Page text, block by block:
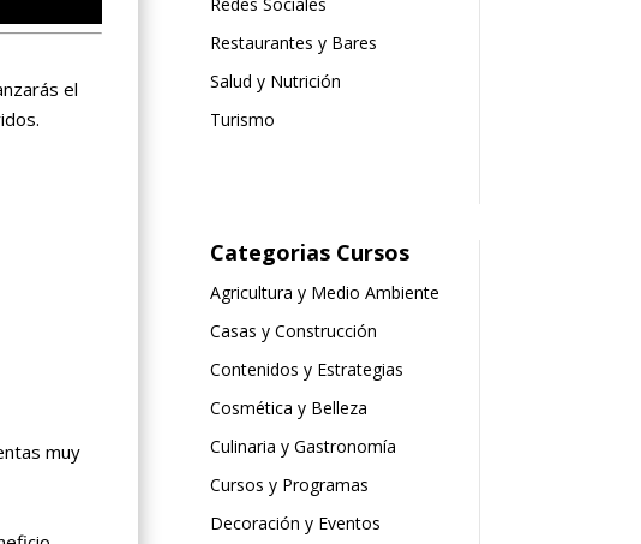
el
muy
Restaurantes y Bares
Salud y Nutrición
Turismo
Categorias Cursos
Agricultura y Medio Ambiente
Casas y Construcción
Contenidos y Estrategias
Cosmética y Belleza
Culinaria y Gastronomía
Cursos y Programas
Decoración y Eventos